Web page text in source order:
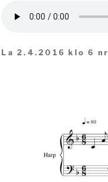
La 2.4.2016 klo 6